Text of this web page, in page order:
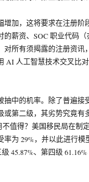
加，这将要求在注册阶
薪资、SOC 职业代码
所有须揭露的注册资
AI 人工智慧技术交叉比
中的机率。除了普遍
第二级，其劣势究竟
值得？美国移民局在制
为 29%，并以此进行
45.87%、第四级